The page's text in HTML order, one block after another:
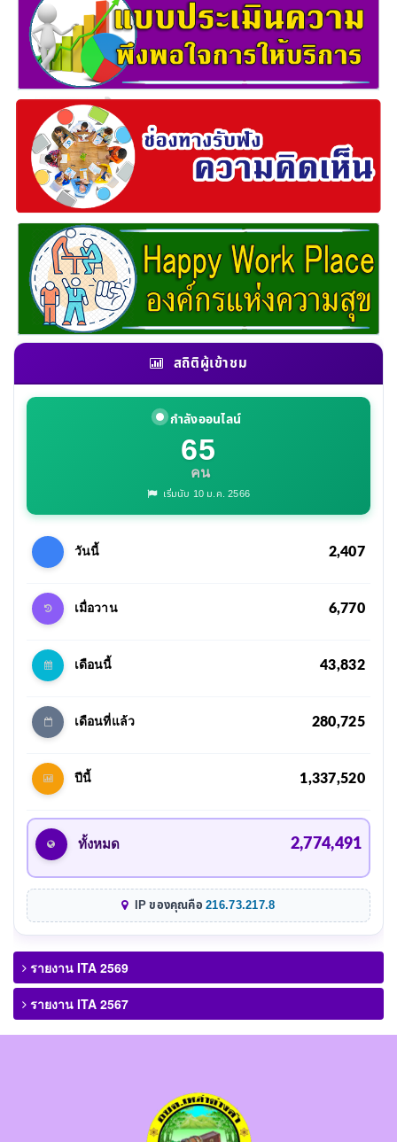
สถิติผู้เข้าชม
กำลังออนไลน์
65
คน
เริ่มนับ 10 ม.ค. 2566
วันนี้ 2,407
เมื่อวาน 6,770
เดือนนี้ 43,832
เดือนที่แล้ว 280,725
ปีนี้ 1,337,520
ทั้งหมด 2,774,491
IP ของคุณคือ 216.73.217.8
รายงาน ITA 2569
รายงาน ITA 2567